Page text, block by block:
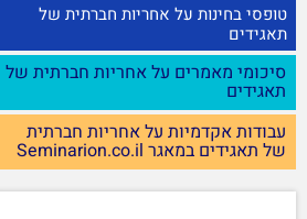
טופסי בחינות על אחריות חברתית של
תאגידים
סיכומי מאמרים על אחריות חברתית של
תאגידים
עבודות אקדמיות על אחריות חברתית
של תאגידים במאגר Seminarion.co.il